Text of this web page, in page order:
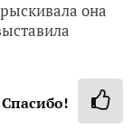
она
Спасибо!